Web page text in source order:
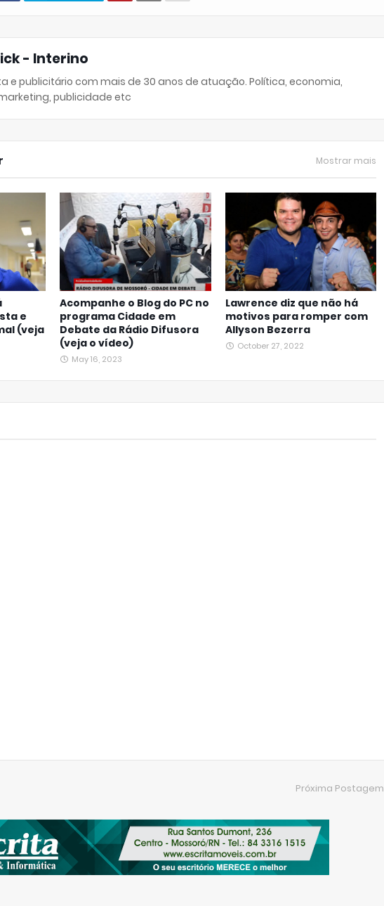
- Interino
e publicitário com mais de 30 anos de atuação. Política, economia,
publicidade etc
Mostrar mais
e
(veja
Acompanhe o Blog do PC no
programa Cidade em
Debate da Rádio Difusora
(veja o vídeo)
May 16, 2023
Lawrence diz que não há
motivos para romper com
Allyson Bezerra
October 27, 2022
Próxima Postagem